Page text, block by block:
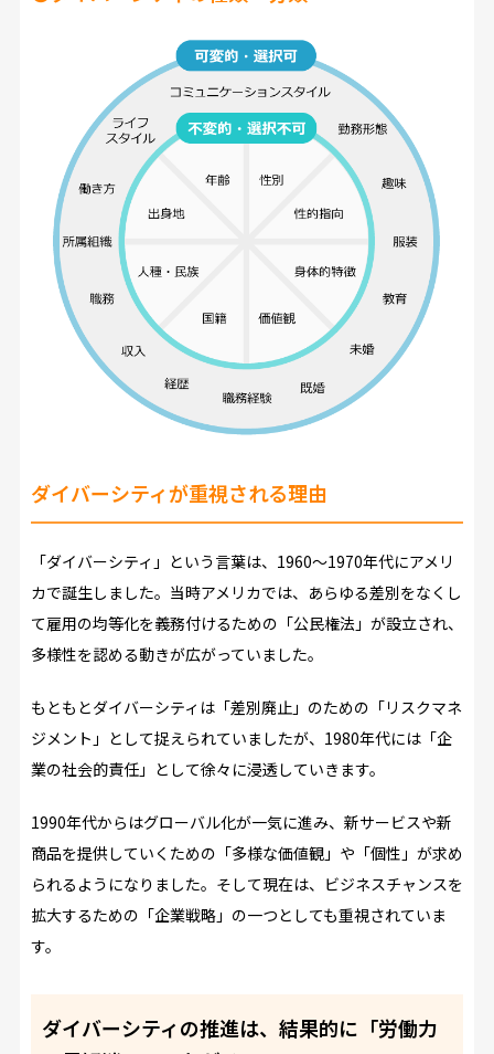
ダイバーシティが重視される理由
「ダイバーシティ」という言葉は、1960～1970年代にアメリ
カで誕生しました。当時アメリカでは、あらゆる差別をなくし
て雇用の均等化を義務付けるための「公民権法」が設立され、
多様性を認める動きが広がっていました。
もともとダイバーシティは「差別廃止」のための「リスクマネ
ジメント」として捉えられていましたが、1980年代には「企
業の社会的責任」として徐々に浸透していきます。
1990年代からはグローバル化が一気に進み、新サービスや新
商品を提供していくための「多様な価値観」や「個性」が求め
られるようになりました。そして現在は、ビジネスチャンスを
拡大するための「企業戦略」の一つとしても重視されていま
す。
ダイバーシティの推進は、結果的に「労働力